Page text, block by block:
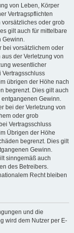
von Leben, Körper
Vertragspflichten
oder grob
gilt auch für mittelbare
bei vorsätzlichem oder
der Verletzung von
wesentlicher
Vertragsschluss
übrigen der Höhe nach
begrenzt. Dies gilt auch
Gewinn.
bei der Verletzung von
oder grob
Vertragsschluss
Übrigen der Höhe
begrenzt. Dies gilt
Gewinn.
sinngemäß auch
des Betreibers.
Recht bleiben
und die
wird dem Nutzer per E-